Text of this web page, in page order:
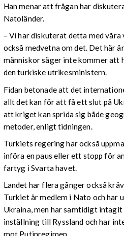
Han menar att frågan har
Natoländer.
– Vi har diskuterat detta med våra
också medvetna om det. Det här
människor säger inte kommer att
den turkiske utrikesministern.
Fidan betonade att det
allt det kan för att få ett slut på
att kriget kan sprida sig både
metoder, enligt tidningen.
Turkiets regering har också
införa en paus eller ett stopp för
fartyg i Svarta havet.
Landet har flera gånger också
Turkiet är medlem i Nato och
Ukraina, men har samtidigt
inställning till Ryssland och har
mot Putinregimen.